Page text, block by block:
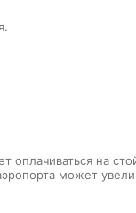
на
может